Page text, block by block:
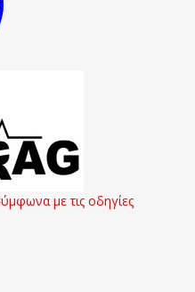
με τις οδηγίες